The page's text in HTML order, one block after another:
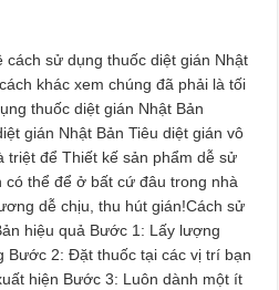
sử dụng thuốc diệt gián Nhật
khác xem chúng đã phải là tối
thuốc diệt gián Nhật Bản
gián Nhật Bản Tiêu diệt gián vô
triệt để Thiết kế sản phẩm dễ sử
có thể để ở bất cứ đâu trong nhà
dễ chịu, thu hút gián!Cách sử
hiệu quả Bước 1: Lấy lượng
Bước 2: Đặt thuốc tại các vị trí bạn
hiện Bước 3: Luôn dành một ít